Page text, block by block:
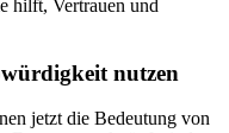
hilft, Vertrauen und
nutzen
jetzt die Bedeutung von